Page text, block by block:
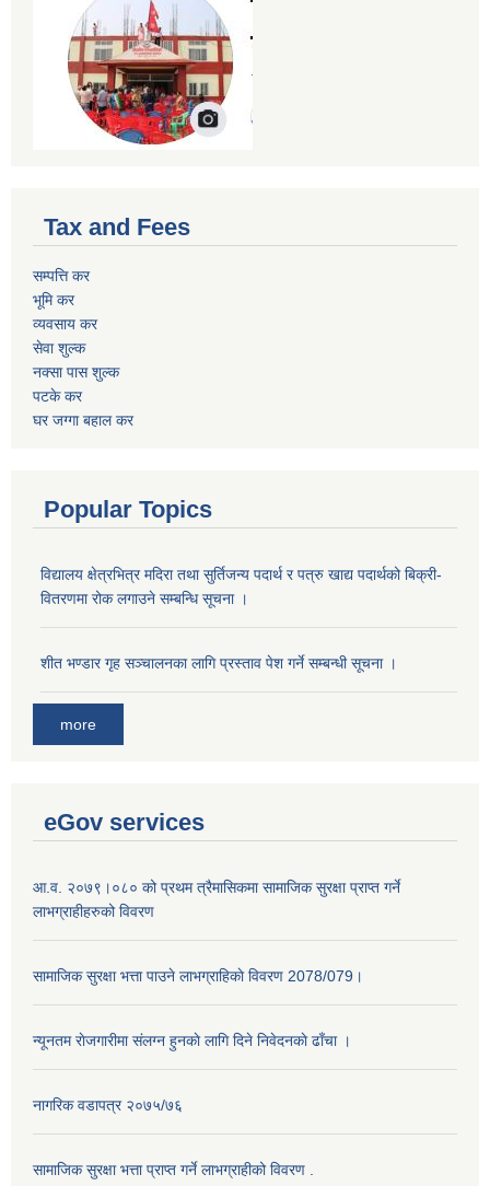
Tax and Fees
सम्पत्ति कर
भूमि कर
व्यवसाय कर
सेवा शुल्क
नक्सा पास शुल्क
पटके कर
घर जग्गा बहाल कर
Popular Topics
विद्यालय क्षेत्रभित्र मदिरा तथा सुर्तिजन्य पदार्थ र पत्रु खाद्य पदार्थको बिक्री-
वितरणमा रोक लगाउने सम्बन्धि सूचना ।
शीत भण्डार गृह सञ्चालनका लागि प्रस्ताव पेश गर्ने सम्बन्धी सूचना ।
more
eGov services
आ.व. २०७९।०८० को प्रथम त्रैमासिकमा सामाजिक सुरक्षा प्राप्त गर्ने
लाभग्राहीहरुको विवरण
सामाजिक सुरक्षा भत्ता पाउने लाभग्राहिकाे विवरण 2078/079।
न्यूनतम राेजगारीमा संलग्न हुनकाे लागि दिने निवेदनकाे ढाँचा ।
नागरिक वडापत्र २०७५/७६
सामाजिक सुरक्षा भत्ता प्राप्त गर्ने लाभग्राहीको विवरण .